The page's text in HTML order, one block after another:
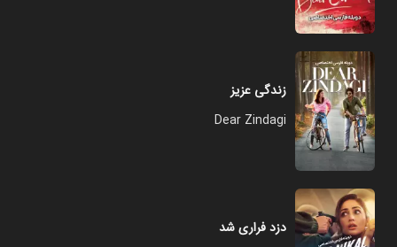
زندگی عزیز
Dear Zindagi
دزد فراری شد